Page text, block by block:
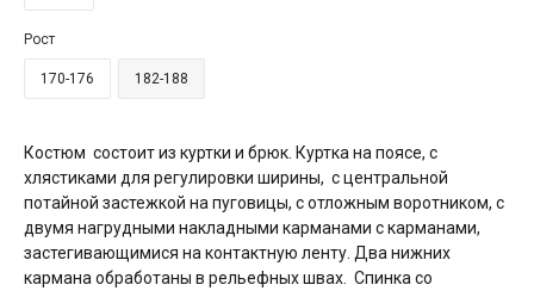
Рост
170-176 182-188
Костюм состоит из куртки и брюк. Куртка на поясе, с
хлястиками для регулировки ширины, с центральной
потайной застежкой на пуговицы, с отложным воротником, с
двумя нагрудными накладными карманами с карманами,
застегивающимися на контактную ленту. Два нижних
кармана обработаны в рельефных швах. Спинка со